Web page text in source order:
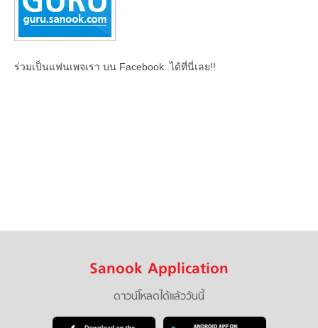
ร่วมเป็นแฟนเพจเรา บน Facebook..ได้ที่นี่เลย!!
Sanook Application
ดาวน์โหลดได้แล้ววันนี้